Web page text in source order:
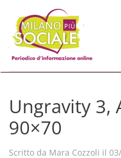
Skip to main
Ungravity 3,
90×70
Scritto da Mara Cozzoli il